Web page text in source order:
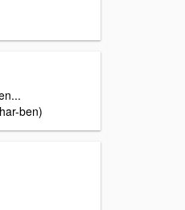
ben)